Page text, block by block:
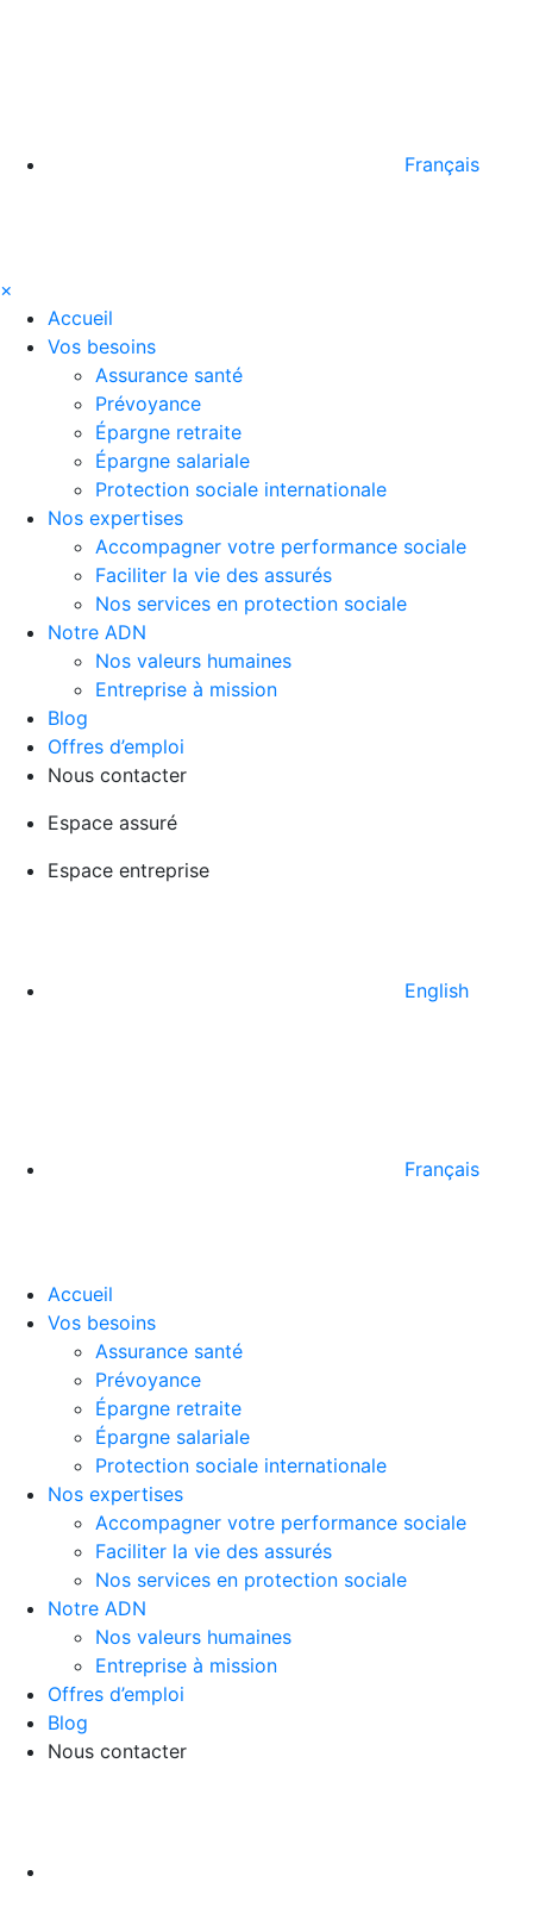
Français
×
Accueil
Vos besoins
Assurance santé
Prévoyance
Épargne retraite
Épargne salariale
Protection sociale internationale
Nos expertises
Accompagner votre performance sociale
Faciliter la vie des assurés
Nos services en protection sociale
Notre ADN
Nos valeurs humaines
Entreprise à mission
Blog
Offres d’emploi
Nous contacter
Espace assuré
Espace entreprise
English
Français
Accueil
Vos besoins
Assurance santé
Prévoyance
Épargne retraite
Épargne salariale
Protection sociale internationale
Nos expertises
Accompagner votre performance sociale
Faciliter la vie des assurés
Nos services en protection sociale
Notre ADN
Nos valeurs humaines
Entreprise à mission
Offres d’emploi
Blog
Nous contacter